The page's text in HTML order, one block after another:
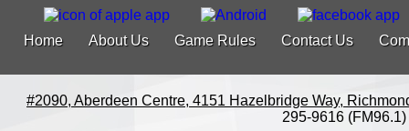
Home About Us Game Rules Contact Us
#2090, Aberdeen Centre, 4151 Hazelbridge Way,
295-9616 (FM96.1)